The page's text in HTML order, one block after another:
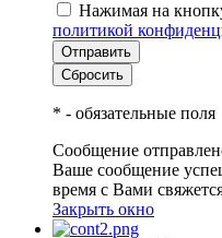
Нажимая на
политикой
* - обязательные поля
Сообщение
Ваше сообщение
время с Вами
Закрыть окно